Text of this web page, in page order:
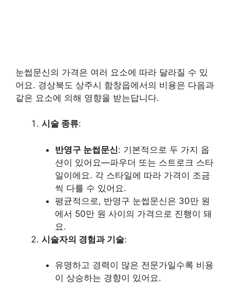
눈썹문신의 가격은 여러 요소에 따라 달라질 수 있
어요. 경상북도 상주시 함창읍에서의 비용은 다음과
같은 요소에 의해 영향을 받는답니다.
시술 종류:
반영구 눈썹문신: 기본적으로 두 가지 옵
션이 있어요—파우더 또는 스트로크 스타
일이에요. 각 스타일에 따라 가격이 조금
씩 다를 수 있어요.
평균적으로, 반영구 눈썹문신은 30만 원
에서 50만 원 사이의 가격으로 진행이 돼
요.
시술자의 경험과 기술:
유명하고 경력이 많은 전문가일수록 비용
이 상승하는 경향이 있어요.